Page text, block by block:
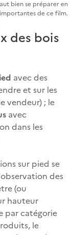
bien se préparer en
de ce film.
des bois
avec des
et sur les
vendeur) ; le
avec
dans les
sur pied se
des
(ou
hauteur
par catégorie
le